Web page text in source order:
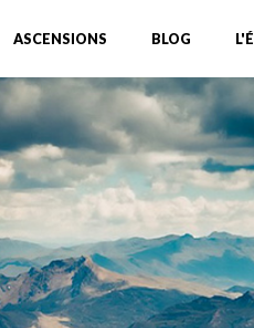
ASCENSIONS BLOG